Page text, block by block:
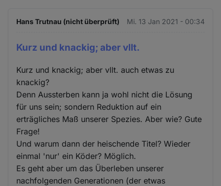
Hans Trutnau (nicht überprüft) Mi. 13 Jan 2021 - 00:34
Kurz und knackig; aber vllt.
Kurz und knackig; aber vllt. auch etwas zu
knackig?
Denn Aussterben kann ja wohl nicht die Lösung
für uns sein; sondern Reduktion auf ein
erträgliches Maß unserer Spezies. Aber wie? Gute
Frage!
Und warum dann der heischende Titel? Wieder
einmal 'nur' ein Köder? Möglich.
Es geht aber um das Überleben unserer
nachfolgenden Generationen (der etwas